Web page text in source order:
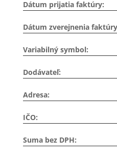
Dátum prijatia faktúry:
Dátum zverejnenia
Variabilný symbol:
Dodávateľ:
Adresa:
IČO:
Suma bez DPH: